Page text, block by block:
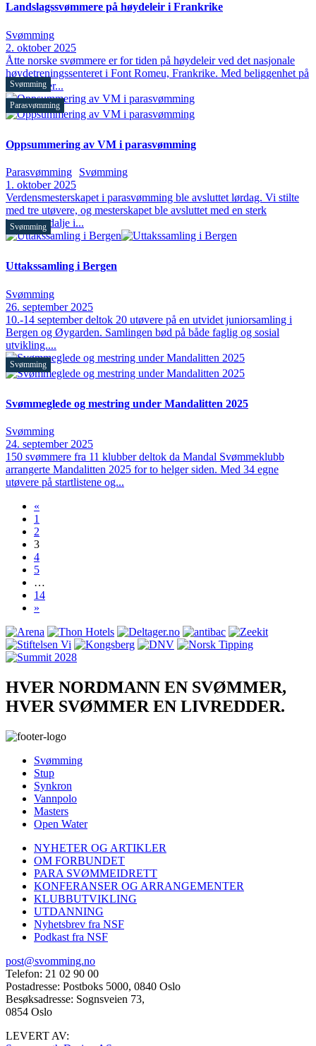
Landslagssvømmere på høydeleir i Frankrike
Svømming
2. oktober 2025
Åtte norske svømmere er for tiden på høydeleir ved det nasjonale
høydetreningssenteret i Font Romeu, Frankrike. Med beliggenhet på
1850 meter...
Parasvømming
Svømming
Oppsummering av VM i parasvømming
Parasvømming
Svømming
1. oktober 2025
Verdensmesterskapet i parasvømming ble avsluttet lørdag. Vi stilte
med tre utøvere, og mesterskapet ble avsluttet med en sterk
bronsemedalje i...
Svømming
Uttakssamling i Bergen
Svømming
26. september 2025
10.-14 september deltok 20 utøvere på en utvidet juniorsamling i
Bergen og Øygarden. Samlingen bød på både faglig og sosial
utvikling....
Svømming
Svømmeglede og mestring under Mandalitten 2025
Svømming
24. september 2025
150 svømmere fra 11 klubber deltok da Mandal Svømmeklubb
arrangerte Mandalitten 2025 for to helger siden. Med 34 egne
utøvere på startlistene og...
«
1
2
3
4
5
…
14
»
HVER NORDMANN EN SVØMMER,
HVER SVØMMER EN LIVREDDER.
Svømming
Stup
Synkron
Vannpolo
Masters
Open Water
NYHETER OG ARTIKLER
OM FORBUNDET
PARA SVØMMEIDRETT
KONFERANSER OG ARRANGEMENTER
KLUBBUTVIKLING
UTDANNING
Nyhetsbrev fra NSF
Podkast fra NSF
post@svomming.no
Telefon: 21 02 90 00
Postadresse: Postboks 5000, 0840 Oslo
Besøksadresse: Sognsveien 73,
0854 Oslo
LEVERT AV: